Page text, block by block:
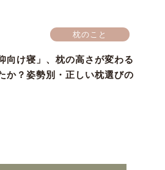
枕のこと
向け寝」、枕の高さが変わる
か？姿勢別・正しい枕選びの